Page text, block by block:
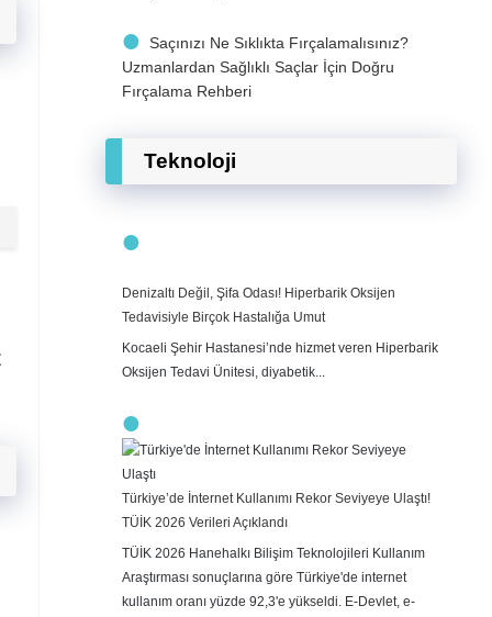
Saçınızı Ne Sıklıkta Fırçalamalısınız?
Uzmanlardan Sağlıklı Saçlar İçin Doğru
Fırçalama Rehberi
Teknoloji
Denizaltı Değil, Şifa Odası! Hiperbarik Oksijen
Tedavisiyle Birçok Hastalığa Umut
Kocaeli Şehir Hastanesi’nde hizmet veren Hiperbarik
Oksijen Tedavi Ünitesi, diyabetik...
Türkiye’de İnternet Kullanımı Rekor Seviyeye Ulaştı!
TÜİK 2026 Verileri Açıklandı
TÜİK 2026 Hanehalkı Bilişim Teknolojileri Kullanım
Araştırması sonuçlarına göre Türkiye'de internet
kullanım oranı yüzde 92,3'e yükseldi. E-Devlet, e-